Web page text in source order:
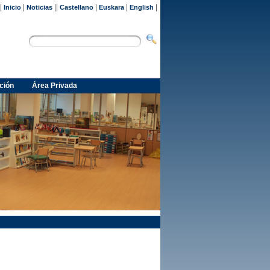
Inicio Noticias Castellano Euskara| English
Área Privada